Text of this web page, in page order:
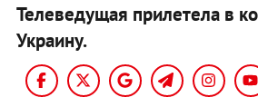
Телеведущая прилетела в
Украину.